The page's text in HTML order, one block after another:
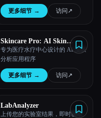
找出你可能得了什么皮疹。
更多细节 → 访问 ↗︎
Skincare Pro: AI Skin
Scanner
专为医疗水疗中心设计的 AI 皮肤
分析应用程序
更多细节 → 访问 ↗︎
LabAnalyzer
上传您的实验室结果，即时获取